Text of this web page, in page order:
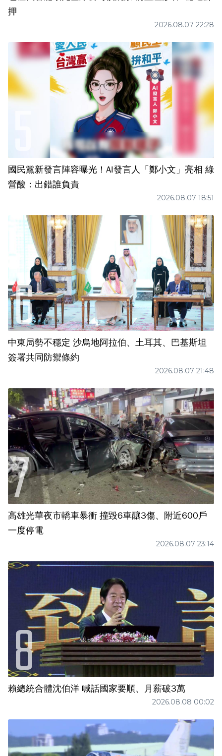
押
2026.08.07 22:28
國民黨新發言陣容曝光！AI發言人「鄭小文」亮相 綠
營酸：出錯誰負責
2026.08.07 18:51
中東局勢不穩定 沙烏地阿拉伯、土耳其、巴基斯坦
簽署共同防禦條約
2026.08.07 21:48
高雄光華夜市轎車暴衝 撞毀6車釀3傷、附近600戶
一度停電
2026.08.07 23:14
賴總統合體沈伯洋 喊話國家要順、月薪破3萬
2026.08.08 00:02